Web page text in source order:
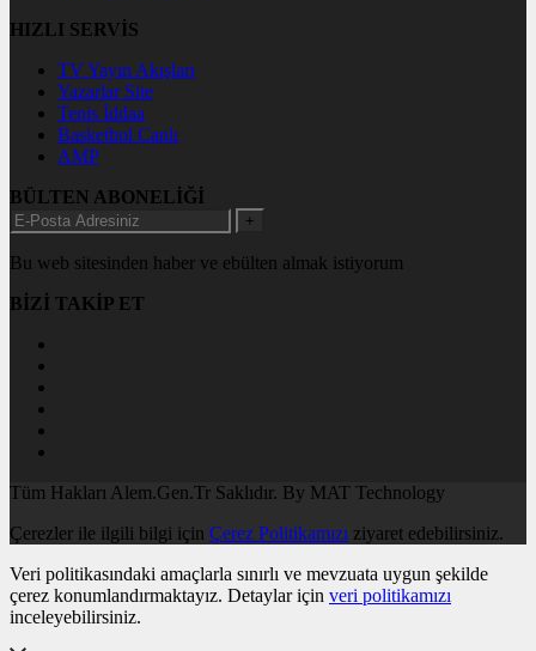
HIZLI SERVİS
TV Yayın Akışları
Yazarlar Site
Tenis İddaa
Basketbol Canlı
AMP
BÜLTEN ABONELİĞİ
+
Bu web sitesinden haber ve ebülten almak istiyorum
BİZİ TAKİP ET
Tüm Hakları Alem.Gen.Tr Saklıdır. By MAT Technology
Çerezler ile ilgili bilgi için Çerez Politikamızı ziyaret edebilirsiniz.
Veri politikasındaki amaçlarla sınırlı ve mevzuata uygun şekilde
çerez konumlandırmaktayız. Detaylar için veri politikamızı
inceleyebilirsiniz.